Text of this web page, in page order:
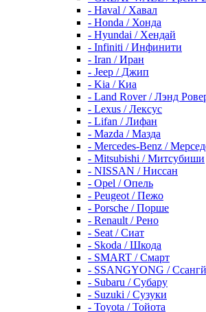
- Haval / Хавал
- Honda / Хонда
- Hyundai / Хендай
- Infiniti / Инфинити
- Iran / Иран
- Jeep / Джип
- Kia / Киа
- Land Rover / Лэнд
- Lexus / Лексус
- Lifan / Лифан
- Mazda / Мазда
- Mercedes-Benz /
- Mitsubishi / Митсубиши
- NISSAN / Ниссан
- Opel / Опель
- Peugeot / Пежо
- Porsche / Порше
- Renault / Рено
- Seat / Сиат
- Skoda / Шкода
- SMART / Смарт
- SSANGYONG /
- Subaru / Субару
- Suzuki / Сузуки
- Toyota / Тойота